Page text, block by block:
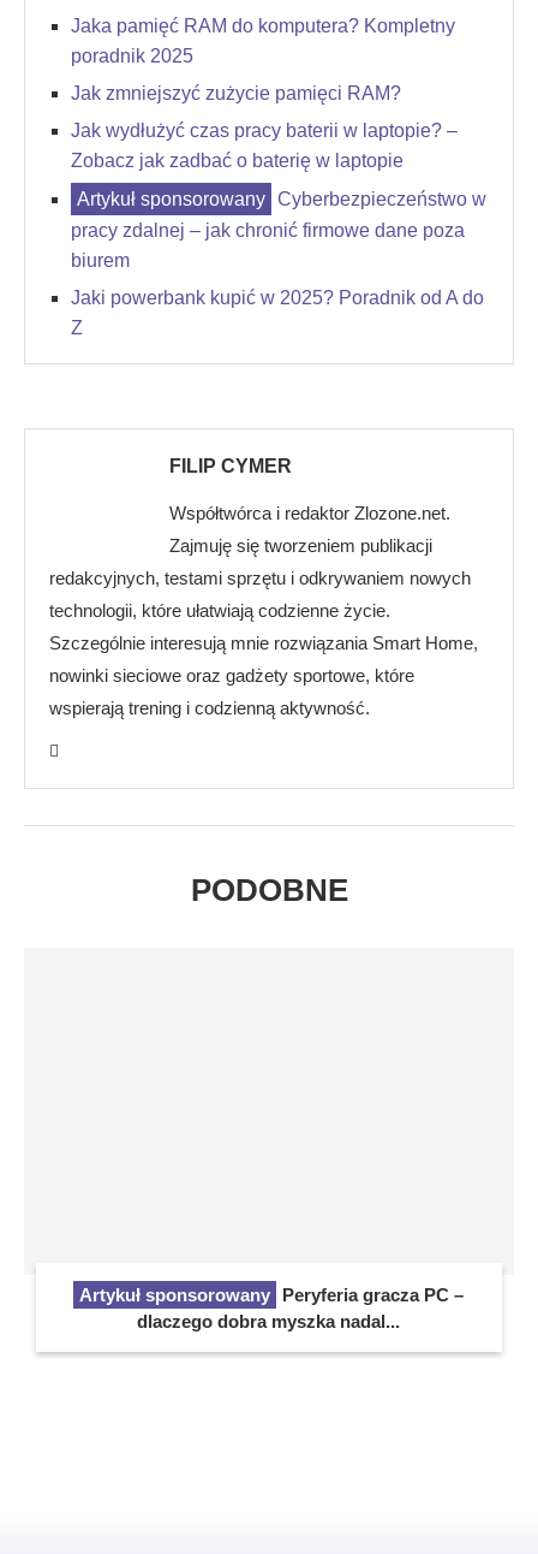
Jaka pamięć RAM do komputera? Kompletny
poradnik 2025
Jak zmniejszyć zużycie pamięci RAM?
Jak wydłużyć czas pracy baterii w laptopie? –
Zobacz jak zadbać o baterię w laptopie
Cyberbezpieczeństwo w
pracy zdalnej – jak chronić firmowe dane poza
biurem
Jaki powerbank kupić w 2025? Poradnik od A do
Z
FILIP CYMER
Współtwórca i redaktor Zlozone.net.
Zajmuję się tworzeniem publikacji
redakcyjnych, testami sprzętu i odkrywaniem nowych
technologii, które ułatwiają codzienne życie.
Szczególnie interesują mnie rozwiązania Smart Home,
nowinki sieciowe oraz gadżety sportowe, które
wspierają trening i codzienną aktywność.
PODOBNE
Artykuł sponsorowany
Peryferia gracza PC –
dlaczego dobra myszka nadal...